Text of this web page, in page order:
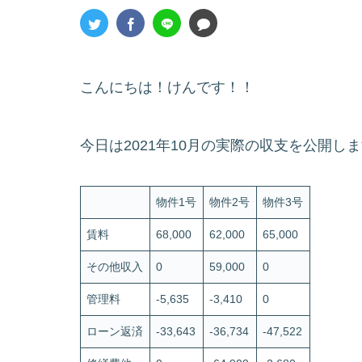
こんにちは！けんです！！
今日は2021年10月の実際の収支を公開し
物件1号 物件2号 物件3号
賃料 68,000 62,000 65,000
その他収入 0 59,000 0
管理料 -5,635 -3,410 0
ローン返済 -33,643 -36,734 -47,522